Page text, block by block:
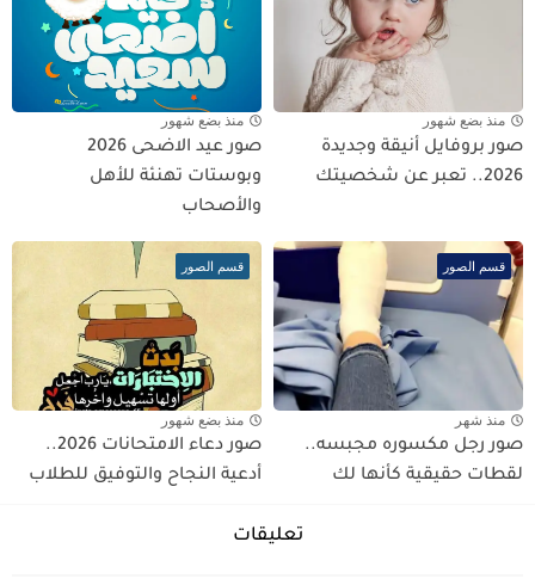
منذ بضع شهور
صور بروفايل أنيقة وجديدة
2026.. تعبر عن شخصيتك
منذ بضع شهور
صور عيد الاضحى 2026
وبوستات تهنئة للأهل
والأصحاب
قسم الصور
منذ شهر
صور رجل مكسوره مجبسه..
لقطات حقيقية كأنها لك
قسم الصور
منذ بضع شهور
صور دعاء الامتحانات 2026..
أدعية النجاح والتوفيق للطلاب
تعليقات